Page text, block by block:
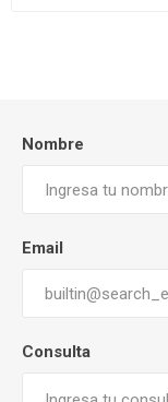
Nombre
Email
Consulta